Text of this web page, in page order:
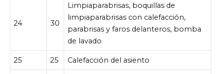
24 30
Limpiaparabrisas, boquillas de
limpiaparabrisas con calefacción,
parabrisas y faros delanteros, bomba
de lavado
25 25 Calefacción del asiento